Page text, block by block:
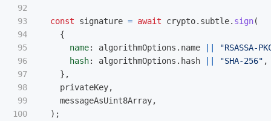
92
93
94
95
96
97
98
99
100
const signature = await crypto. subtle. sign(
{
name: algorithmOptions . name "RSASSA-
hash: algorithmOptions . hash "SHA-256" ,
},
privateKey,
messageAsUint8Array,
);